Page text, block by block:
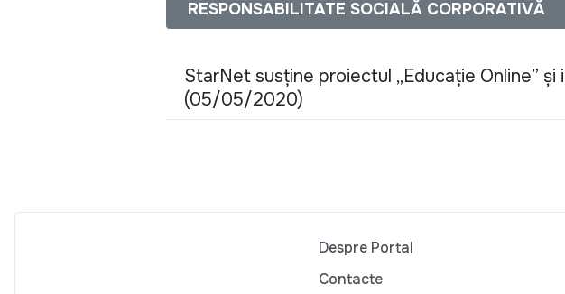
RESPONSABILITATE SOCIALĂ CORPORATIVĂ
StarNet susține proiectul „Educație Online”
(05/05/2020)
Despre Portal
Contacte